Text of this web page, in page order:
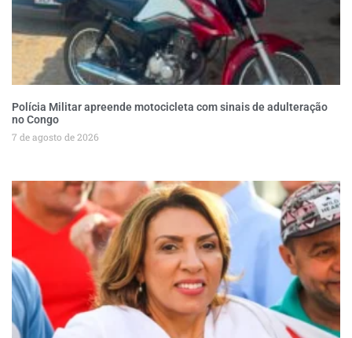
Polícia Militar apreende motocicleta com sinais de adulteração
no Congo
7 de agosto de 2026